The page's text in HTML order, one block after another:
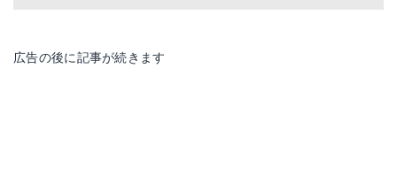
広告の後に記事が続きます